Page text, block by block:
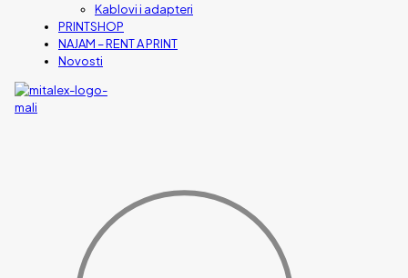
Kablovi i adapteri
PRINTSHOP
NAJAM – RENT A PRINT
Novosti